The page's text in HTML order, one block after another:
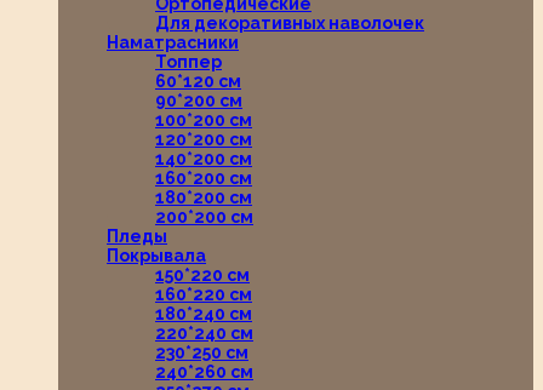
Для декоративных наволочек
Наматрасники
Топпер
60*120 см
90*200 см
100*200 см
120*200 см
140*200 см
160*200 см
180*200 см
200*200 см
Пледы
Покрывала
150*220 см
160*220 см
180*240 см
220*240 см
230*250 см
240*260 см